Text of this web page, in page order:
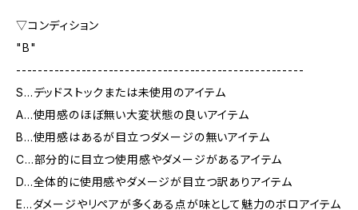
▽コンディション
"B"
-----------------------------------------------------
S…デッドストックまたは未使用のアイテム
A…使用感のほぼ無い大変状態の良いアイテム
B…使用感はあるが目立つダメージの無いアイテム
C…部分的に目立つ使用感やダメージがあるアイテム
D…全体的に使用感やダメージが目立つ訳ありアイテム
E…ダメージやリペアが多くある点が味として魅力のボロアイテム